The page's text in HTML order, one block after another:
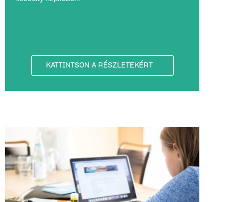
KATTINTSON A RÉSZLETEKÉRT